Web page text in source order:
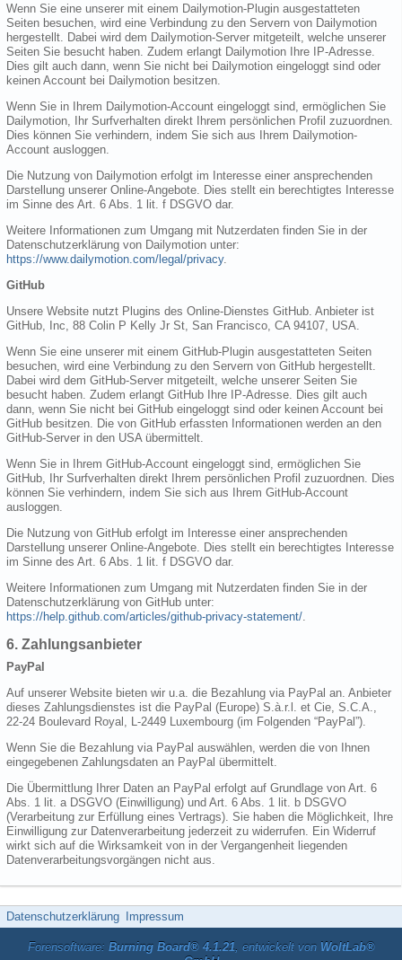
Wenn Sie eine unserer mit einem Dailymotion-Plugin ausgestatteten
Seiten besuchen, wird eine Verbindung zu den Servern von Dailymotion
hergestellt. Dabei wird dem Dailymotion-Server mitgeteilt, welche unserer
Seiten Sie besucht haben. Zudem erlangt Dailymotion Ihre IP-Adresse.
Dies gilt auch dann, wenn Sie nicht bei Dailymotion eingeloggt sind oder
keinen Account bei Dailymotion besitzen.
Wenn Sie in Ihrem Dailymotion-Account eingeloggt sind, ermöglichen Sie
Dailymotion, Ihr Surfverhalten direkt Ihrem persönlichen Profil zuzuordnen.
Dies können Sie verhindern, indem Sie sich aus Ihrem Dailymotion-
Account ausloggen.
Die Nutzung von Dailymotion erfolgt im Interesse einer ansprechenden
Darstellung unserer Online-Angebote. Dies stellt ein berechtigtes Interesse
im Sinne des Art. 6 Abs. 1 lit. f DSGVO dar.
Weitere Informationen zum Umgang mit Nutzerdaten finden Sie in der
Datenschutzerklärung von Dailymotion unter:
https://www.dailymotion.com/legal/privacy.
GitHub
Unsere Website nutzt Plugins des Online-Dienstes GitHub. Anbieter ist
GitHub, Inc, 88 Colin P Kelly Jr St, San Francisco, CA 94107, USA.
Wenn Sie eine unserer mit einem GitHub-Plugin ausgestatteten Seiten
besuchen, wird eine Verbindung zu den Servern von GitHub hergestellt.
Dabei wird dem GitHub-Server mitgeteilt, welche unserer Seiten Sie
besucht haben. Zudem erlangt GitHub Ihre IP-Adresse. Dies gilt auch
dann, wenn Sie nicht bei GitHub eingeloggt sind oder keinen Account bei
GitHub besitzen. Die von GitHub erfassten Informationen werden an den
GitHub-Server in den USA übermittelt.
Wenn Sie in Ihrem GitHub-Account eingeloggt sind, ermöglichen Sie
GitHub, Ihr Surfverhalten direkt Ihrem persönlichen Profil zuzuordnen. Dies
können Sie verhindern, indem Sie sich aus Ihrem GitHub-Account
ausloggen.
Die Nutzung von GitHub erfolgt im Interesse einer ansprechenden
Darstellung unserer Online-Angebote. Dies stellt ein berechtigtes Interesse
im Sinne des Art. 6 Abs. 1 lit. f DSGVO dar.
Weitere Informationen zum Umgang mit Nutzerdaten finden Sie in der
Datenschutzerklärung von GitHub unter:
https://help.github.com/articles/github-privacy-statement/
6. Zahlungsanbieter
PayPal
Auf unserer Website bieten wir u.a. die Bezahlung via PayPal an. Anbieter
dieses Zahlungsdienstes ist die PayPal (Europe) S.à.r.l. et Cie, S.C.A.,
22-24 Boulevard Royal, L-2449 Luxembourg (im Folgenden “PayPal”).
Wenn Sie die Bezahlung via PayPal auswählen, werden die von Ihnen
eingegebenen Zahlungsdaten an PayPal übermittelt.
Die Übermittlung Ihrer Daten an PayPal erfolgt auf Grundlage von Art. 6
Abs. 1 lit. a DSGVO (Einwilligung) und Art. 6 Abs. 1 lit. b DSGVO
(Verarbeitung zur Erfüllung eines Vertrags). Sie haben die Möglichkeit, Ihre
Einwilligung zur Datenverarbeitung jederzeit zu widerrufen. Ein Widerruf
wirkt sich auf die Wirksamkeit von in der Vergangenheit liegenden
Datenverarbeitungsvorgängen nicht aus.
Datenschutzerklärung Impressum
Forensoftware: Burning Board® 4.1.21, entwickelt von WoltLab®